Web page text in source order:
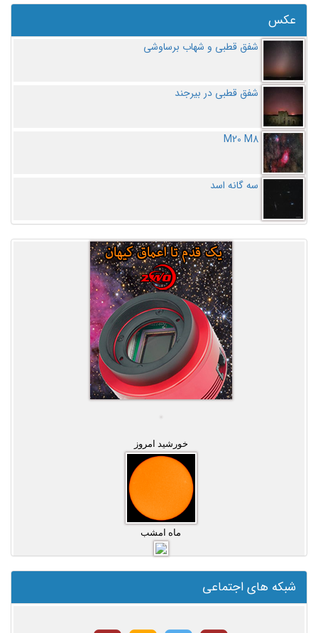
عکس
شفق قطبی و شهاب برساوشی
شفق قطبی در بیرجند
M20 M8
سه گانه اسد
خورشید امروز
ماه امشب
شبکه های اجتماعی